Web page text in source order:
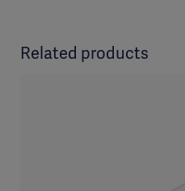
Related products